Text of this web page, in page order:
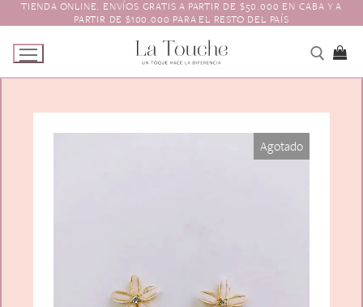
al
contenido
TIENDA ONLINE. ENVÍOS GRATIS A PARTIR DE $50.000 EN CABA Y A
PARTIR DE $100.000 PARA EL RESTO DEL PAÍS
Boinas
Aros
Agotado